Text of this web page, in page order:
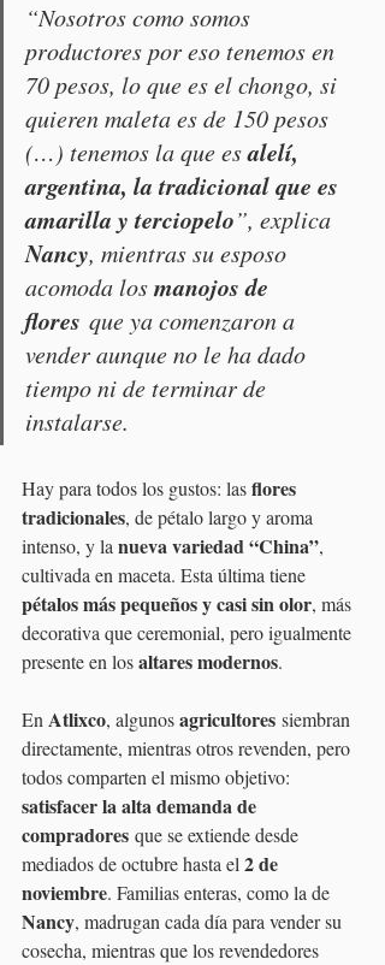
“Nosotros como somos
productores por eso tenemos en
70 pesos, lo que es el chongo, si
quieren maleta es de 150 pesos
(…) tenemos la que es alelí,
argentina, la tradicional que es
amarilla y terciopelo”, explica
Nancy, mientras su esposo
acomoda los manojos de
flores que ya comenzaron a
vender aunque no le ha dado
tiempo ni de terminar de
instalarse.
Hay para todos los gustos: las flores
tradicionales, de pétalo largo y aroma
intenso, y la nueva variedad “China”,
cultivada en maceta. Esta última tiene
pétalos más pequeños y casi sin olor, más
decorativa que ceremonial, pero igualmente
presente en los altares modernos.
En Atlixco, algunos agricultores siembran
directamente, mientras otros revenden, pero
todos comparten el mismo objetivo:
satisfacer la alta demanda de
compradores que se extiende desde
mediados de octubre hasta el 2 de
noviembre. Familias enteras, como la de
Nancy, madrugan cada día para vender su
cosecha, mientras que los revendedores